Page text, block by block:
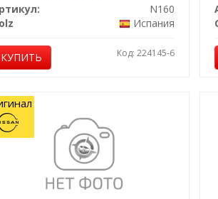
N160
Испания
КУПИТЬ Код: 224145-6